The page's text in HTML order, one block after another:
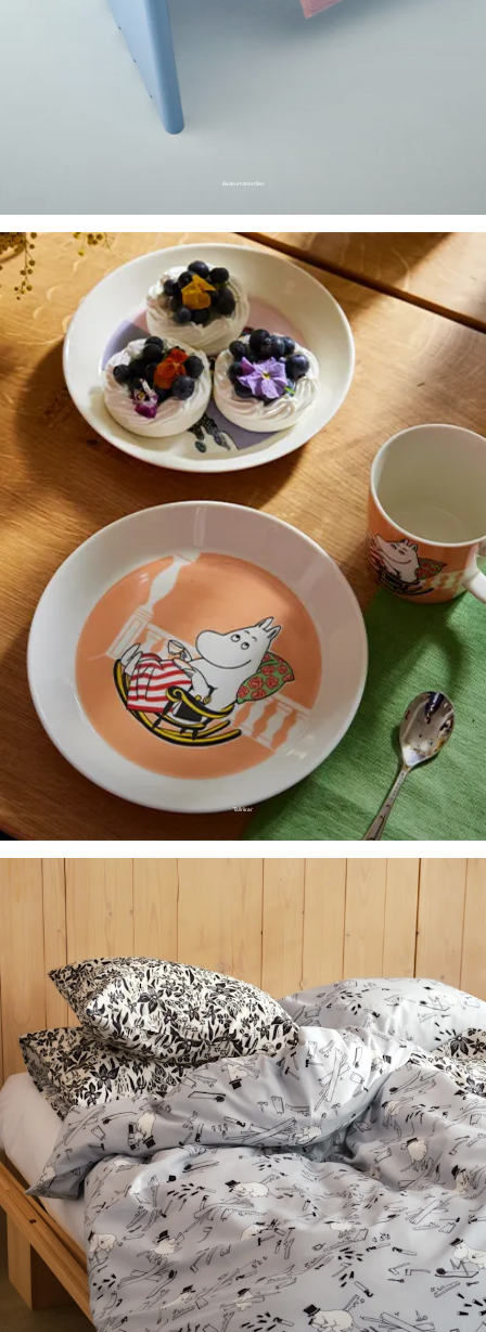
Badrumstextilier
Tallrikar